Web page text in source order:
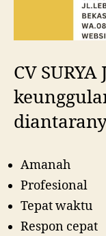
CV
Amanah
Profesional
Tepat waktu
Respon cepat